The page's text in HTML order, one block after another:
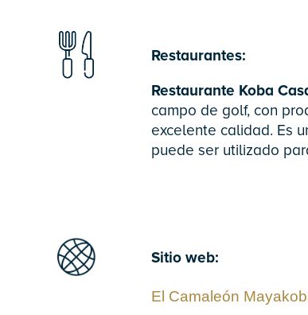
Restaurantes:
Restaurante Koba
campo de golf, con
excelente calidad. Es
puede ser utilizado
Sitio web:
El Camaleón